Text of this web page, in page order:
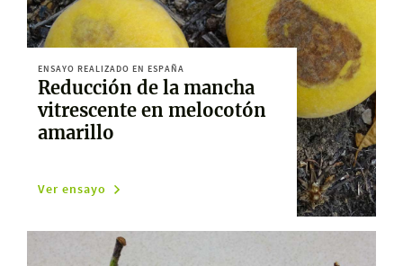
ENSAYO REALIZADO EN ESPAÑA
Reducción de la mancha
vitrescente en melocotón
amarillo
Ver ensayo